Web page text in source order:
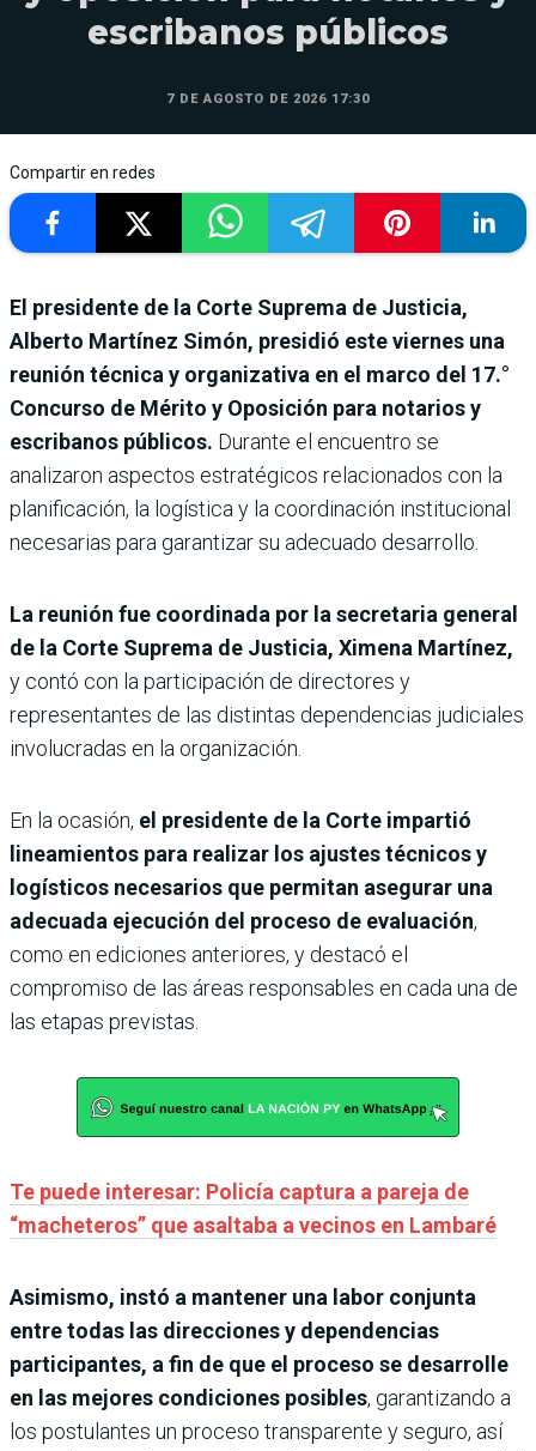
escribanos públicos
7 DE AGOSTO DE 2026 17:30
Compartir en redes
El presidente de la Corte Suprema de Justicia,
Alberto Martínez Simón, presidió este viernes una
reunión técnica y organizativa en el marco del 17.°
Concurso de Mérito y Oposición para notarios y
escribanos públicos. Durante el encuentro se
analizaron aspectos estratégicos relacionados con la
planificación, la logística y la coordinación institucional
necesarias para garantizar su adecuado desarrollo.
La reunión fue coordinada por la secretaria general
de la Corte Suprema de Justicia, Ximena Martínez,
y contó con la participación de directores y
representantes de las distintas dependencias judiciales
involucradas en la organización.
En la ocasión, el presidente de la Corte impartió
lineamientos para realizar los ajustes técnicos y
logísticos necesarios que permitan asegurar una
adecuada ejecución del proceso de evaluación,
como en ediciones anteriores, y destacó el
compromiso de las áreas responsables en cada una de
las etapas previstas.
Te puede interesar: Policía captura a pareja de
“macheteros” que asaltaba a vecinos en Lambaré
Asimismo, instó a mantener una labor conjunta
entre todas las direcciones y dependencias
participantes, a fin de que el proceso se desarrolle
en las mejores condiciones posibles, garantizando a
los postulantes un proceso transparente y seguro, así